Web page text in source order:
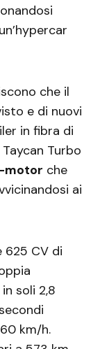
che il
e di nuovi
in fibra di
Turbo
motor che
ai
625 CV di
soli 2,8
km/h.